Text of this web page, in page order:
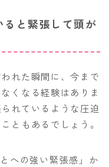
と緊張して頭が
れた瞬間に、今まで
くなる経験はありま
れているような圧迫
ともあるでしょう。
への強い緊張感」か